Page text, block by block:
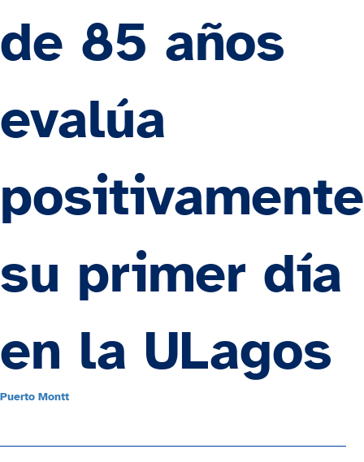
de 85 años
evalúa
positivamente
su primer día
en la ULagos
Puerto Montt